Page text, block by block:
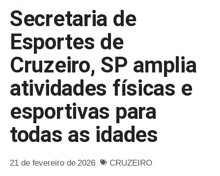
Secretaria de
Esportes de
Cruzeiro, SP amplia
atividades físicas e
esportivas para
todas as idades
21 de fevereiro de 2026 CRUZEIRO